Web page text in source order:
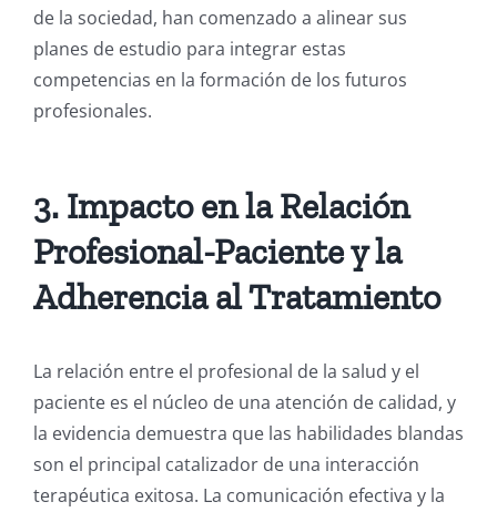
de la sociedad, han comenzado a alinear sus
planes de estudio para integrar estas
competencias en la formación de los futuros
profesionales.
3. Impacto en la Relación
Profesional-Paciente y la
Adherencia al Tratamiento
La relación entre el profesional de la salud y el
paciente es el núcleo de una atención de calidad, y
la evidencia demuestra que las habilidades blandas
son el principal catalizador de una interacción
terapéutica exitosa. La comunicación efectiva y la